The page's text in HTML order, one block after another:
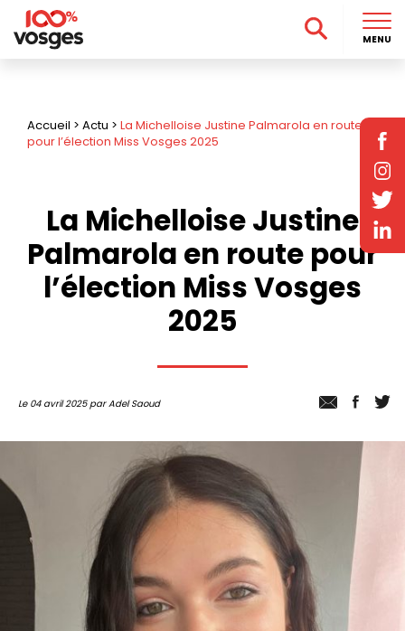
Accueil > Actu > La Michelloise Justine Palmarola en route
pour l’élection Miss Vosges 2025
La Michelloise Justine
Palmarola en route pour
l’élection Miss Vosges
2025
Le 04 avril 2025 par Adel Saoud
MENU